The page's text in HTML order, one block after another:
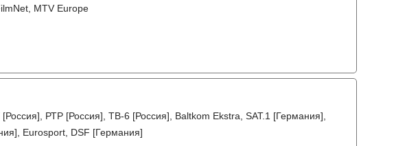
MTV Europe
РТР [Россия], ТВ-6 [Россия], Baltkom Ekstra, SAT.1 [Германия],
Eurosport, DSF [Германия]